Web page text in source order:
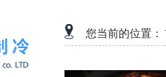
您当前的位置：